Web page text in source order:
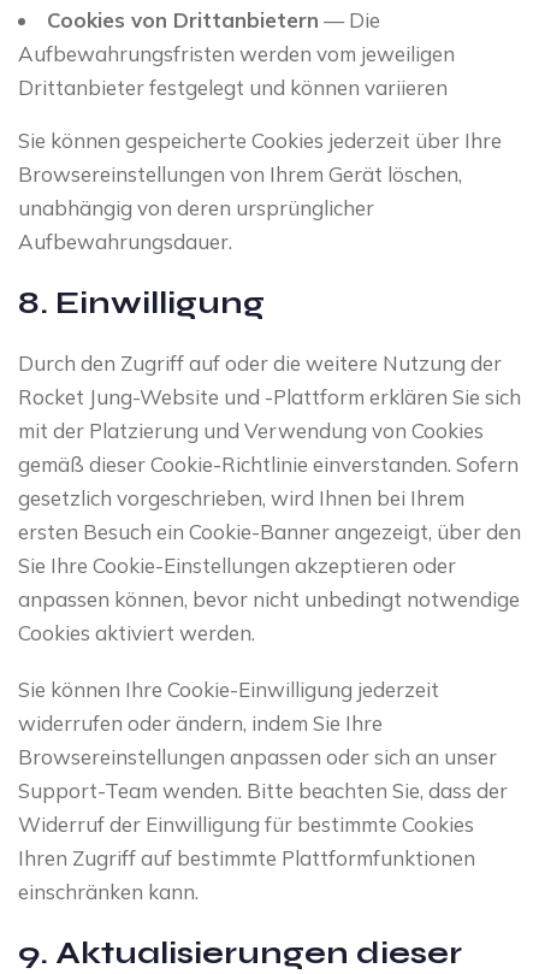
Cookies von Drittanbietern — Die
Aufbewahrungsfristen werden vom jeweiligen
Drittanbieter festgelegt und können variieren
Sie können gespeicherte Cookies jederzeit über Ihre
Browsereinstellungen von Ihrem Gerät löschen,
unabhängig von deren ursprünglicher
Aufbewahrungsdauer.
8. Einwilligung
Durch den Zugriff auf oder die weitere Nutzung der
Rocket Jung-Website und -Plattform erklären Sie sich
mit der Platzierung und Verwendung von Cookies
gemäß dieser Cookie-Richtlinie einverstanden. Sofern
gesetzlich vorgeschrieben, wird Ihnen bei Ihrem
ersten Besuch ein Cookie-Banner angezeigt, über den
Sie Ihre Cookie-Einstellungen akzeptieren oder
anpassen können, bevor nicht unbedingt notwendige
Cookies aktiviert werden.
Sie können Ihre Cookie-Einwilligung jederzeit
widerrufen oder ändern, indem Sie Ihre
Browsereinstellungen anpassen oder sich an unser
Support-Team wenden. Bitte beachten Sie, dass der
Widerruf der Einwilligung für bestimmte Cookies
Ihren Zugriff auf bestimmte Plattformfunktionen
einschränken kann.
9. Aktualisierungen dieser